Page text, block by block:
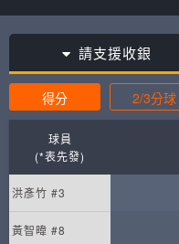
請支援收銀
得分 2/3分球
球員
(*表先發)
洪彥竹 #3
黃智暐 #8